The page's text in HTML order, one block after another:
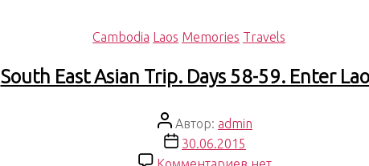
Рубрики
Cambodia Laos Memories Travels
South East Asian Trip. Days 58-59. Enter
Автор
записи
Автор: admin
Дата
записи
30.06.2015
к